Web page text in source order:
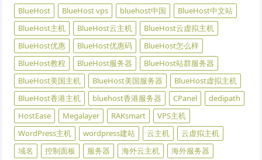
BlueHost BlueHost vps bluehost中国
BlueHost中文站
BlueHost主机
BlueHost云主机
BlueHost云虚拟主机
BlueHost优惠
BlueHost优惠码
BlueHost怎么样
BlueHost教程
BlueHost服务器
BlueHost站群服务器
BlueHost美国主机
BlueHost美国服务器
BlueHost虚拟主机
BlueHost香港主机
bluehost香港服务器 CPanel
dedipath
HostEase
Megalayer RAKsmart
VPS主机
WordPress主机
wordpress建站 云主机
云虚拟主机
域名
控制面板 服务器 海外云主机 海外服务器